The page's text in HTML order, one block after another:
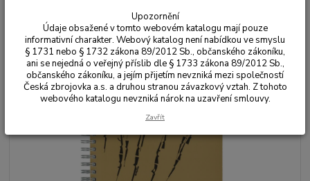
Upozornění
Údaje obsažené v tomto webovém katalogu mají pouze
informativní charakter. Webový katalog není nabídkou ve smyslu
§ 1731 nebo § 1732 zákona 89/2012 Sb., občanského zákoníku,
ani se nejedná o veřejný příslib dle § 1733 zákona 89/2012 Sb.,
občanského zákoníku, a jejím přijetím nevzniká mezi společností
Česká zbrojovka a.s. a druhou stranou závazkový vztah. Z tohoto
webového katalogu nevzniká nárok na uzavření smlouvy.
Zavřít